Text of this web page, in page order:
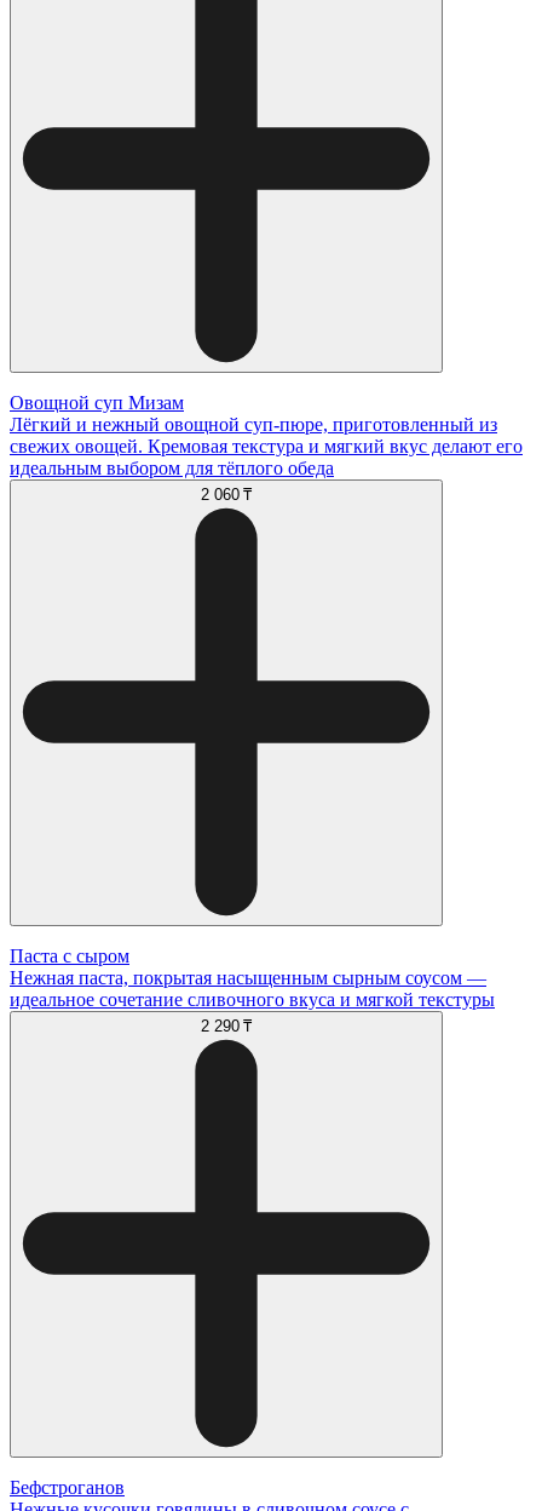
Овощной суп Мизам
Лёгкий и нежный овощной суп-пюре, приготовленный из
свежих овощей. Кремовая текстура и мягкий вкус делают его
идеальным выбором для тёплого обеда
2 060 ₸
Паста с сыром
Нежная паста, покрытая насыщенным сырным соусом —
идеальное сочетание сливочного вкуса и мягкой текстуры
2 290 ₸
Бефстроганов